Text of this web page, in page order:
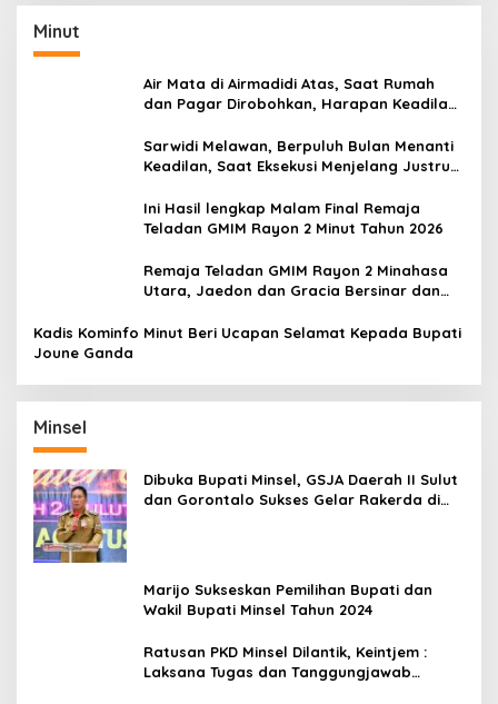
Minut
Air Mata di Airmadidi Atas, Saat Rumah
dan Pagar Dirobohkan, Harapan Keadilan
Sarwidi Melawan, Berpuluh Bulan Menanti
Keadilan, Saat Eksekusi Menjelang Justru
Ini Hasil lengkap Malam Final Remaja
Teladan GMIM Rayon 2 Minut Tahun 2026
Remaja Teladan GMIM Rayon 2 Minahasa
Utara, Jaedon dan Gracia Bersinar dan
Kadis Kominfo Minut Beri Ucapan Selamat Kepada Bupati
Joune Ganda
Minsel
Dibuka Bupati Minsel, GSJA Daerah II Sulut
dan Gorontalo Sukses Gelar Rakerda di
Marijo Sukseskan Pemilihan Bupati dan
Wakil Bupati Minsel Tahun 2024
Ratusan PKD Minsel Dilantik, Keintjem :
Laksana Tugas dan Tanggungjawab